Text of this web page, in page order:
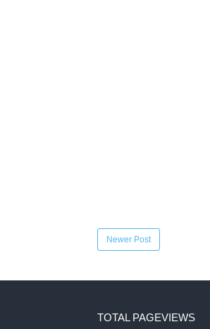
Newer Post
TOTAL PAGEVIEWS